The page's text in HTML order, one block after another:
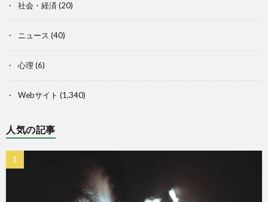
社会・経済 (20)
ニュース (40)
心理 (6)
Webサイト (1,340)
人気の記事